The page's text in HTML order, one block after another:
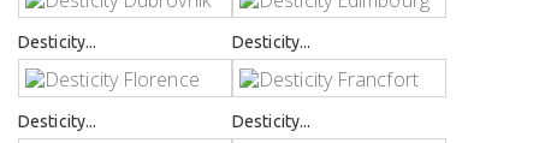
Desticity... Desticity...
Desticity... Desticity...